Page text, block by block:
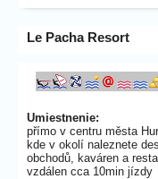
Le Pacha Resort
Umiestnenie:
přímo v centru města
kde v okolí naleznete
obchodů, kaváren a
vzdálen cca 10min jízdy